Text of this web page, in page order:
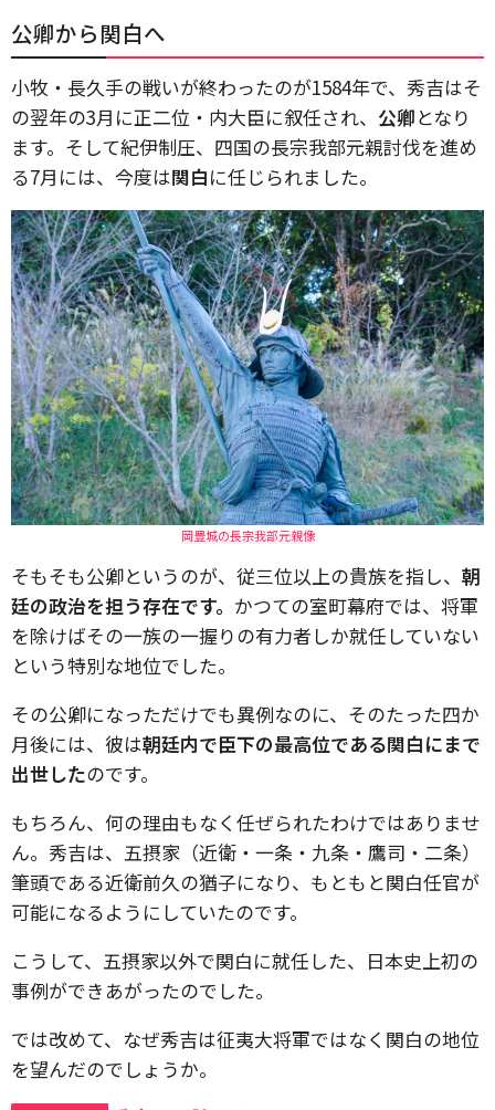
公卿から関白へ
小牧・長久手の戦いが終わったのが1584年で、秀吉はそ
の翌年の3月に正二位・内大臣に叙任され、 公卿となり
ます。そして紀伊制圧、四国の長宗我部元親討伐を進め
る7月には、今度は関白に任じられました。
岡豊城の長宗我部元親像
そもそも公卿というのが、従三位以上の貴族を指し、 朝
廷の政治を担う存在です。 かつての室町幕府では、将軍
を除けばその一族の一握りの有力者しか就任していない
という特別な地位でした。
その公卿になっただけでも異例なのに、そのたった四か
月後には、彼は朝廷内で臣下の最高位である関白にまで
出世したのです。
もちろん、何の理由もなく任ぜられたわけではありませ
ん。秀吉は、五摂家（近衛・一条・九条・鷹司・二条）
筆頭である近衛前久の猶子になり、もともと関白任官が
可能になるようにしていたのです。
こうして、五摂家以外で関白に就任した、日本史上初の
事例ができあがったのでした。
では改めて、なぜ秀吉は征夷大将軍ではなく関白の地位
を望んだのでしょうか。